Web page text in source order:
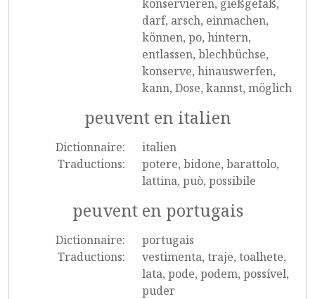
konservieren, gießgefäß,
darf, arsch, einmachen,
können, po, hintern,
entlassen, blechbüchse,
konserve, hinauswerfen,
kann, Dose, kannst, möglich
peuvent en italien
Dictionnaire:
italien
Traductions:
potere, bidone, barattolo,
lattina, può, possibile
peuvent en portugais
Dictionnaire:
portugais
Traductions:
vestimenta, traje, toalhete,
lata, pode, podem, possível,
puder